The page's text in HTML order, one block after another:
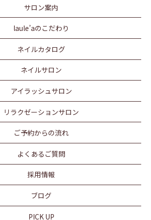
サロン案内
laule’aのこだわり
ネイルカタログ
ネイルサロン
アイラッシュサロン
リラクゼーションサロン
ご予約からの流れ
よくあるご質問
採用情報
ブログ
PICK UP